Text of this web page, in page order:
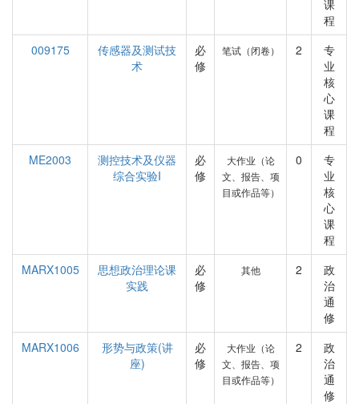
课
程
009175
传感器及测试技
术
必
修
笔试（闭卷） 2
专
业
核
心
课
程
ME2003
测控技术及仪器
综合实验I
必
修
大作业（论
文、报告、项
目或作品等）
0
专
业
核
心
课
程
MARX1005
思想政治理论课
实践
必
修
其他 2
政
治
通
修
MARX1006
形势与政策(讲
座)
必
修
大作业（论
文、报告、项
目或作品等）
2
政
治
通
修